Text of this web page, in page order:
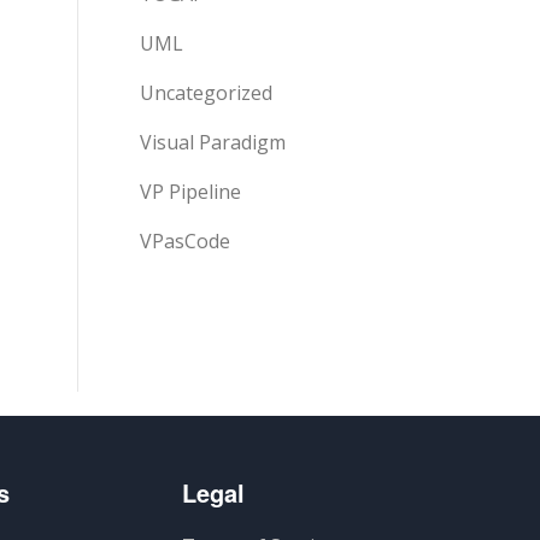
UML
Uncategorized
Visual Paradigm
VP Pipeline
VPasCode
Legal